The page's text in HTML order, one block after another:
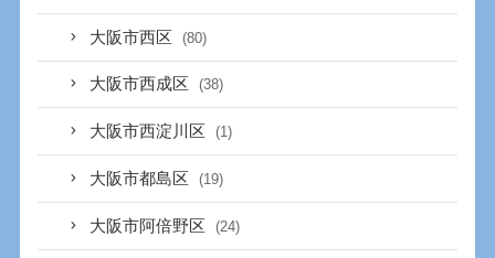
大阪市西区 (80)
大阪市西成区 (38)
大阪市西淀川区 (1)
大阪市都島区 (19)
大阪市阿倍野区 (24)